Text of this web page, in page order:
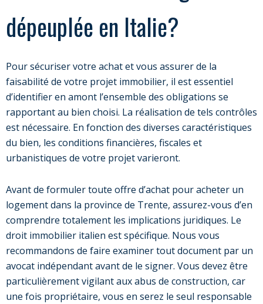
dépeuplée en Italie?
Pour sécuriser votre achat et vous assurer de la
faisabilité de votre projet immobilier, il est essentiel
d’identifier en amont l’ensemble des obligations se
rapportant au bien choisi. La réalisation de tels contrôles
est nécessaire. En fonction des diverses caractéristiques
du bien, les conditions financières, fiscales et
urbanistiques de votre projet varieront.
Avant de formuler toute offre d’achat pour acheter un
logement dans la province de Trente, assurez-vous d’en
comprendre totalement les implications juridiques. Le
droit immobilier italien est spécifique. Nous vous
recommandons de faire examiner tout document par un
avocat indépendant avant de le signer. Vous devez être
particulièrement vigilant aux abus de construction, car
une fois propriétaire, vous en serez le seul responsable